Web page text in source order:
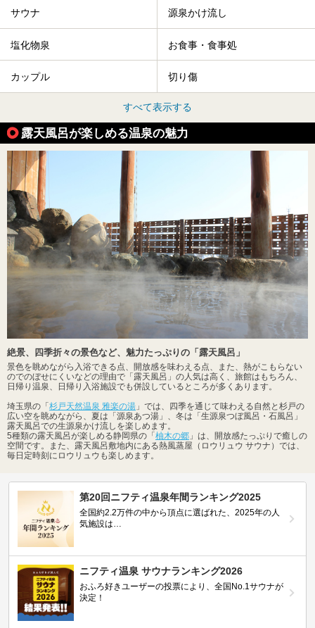
サウナ 源泉かけ流し
塩化物泉 お食事・食事処
カップル 切り傷
すべて表示する
露天風呂が楽しめる温泉の魅力
絶景、四季折々の景色など、魅力たっぷりの「露天風呂」
景色を眺めながら入浴できる点、開放感を味わえる点、また、熱がこもらない
のでのぼせにくいなどの理由で「露天風呂」の人気は高く、旅館はもちろん、
日帰り温泉、日帰り入浴施設でも併設しているところが多くあります。
埼玉県の「 杉戸天然温泉 雅楽の湯 」では、四季を通じて味わえる自然と杉戸の
広い空を眺めながら、夏は「源泉あつ湯」、冬は「生源泉つぼ風呂・石風呂」
露天風呂での生源泉かけ流しを楽しめます。
5種類の露天風呂が楽しめる静岡県の「 柚木の郷 」は、開放感たっぷりで癒しの
空間です。また、露天風呂敷地内にある熱風蒸屋（ロウリュウ サウナ）では、
毎日定時刻にロウリュウも楽しめます。
第20回ニフティ温泉年間ランキング2025
全国約2.2万件の中から頂点に選ばれた、2025年の人
気施設は…
ニフティ温泉 サウナランキング2026
おふろ好きユーザーの投票により、全国No.1サウナが
決定！